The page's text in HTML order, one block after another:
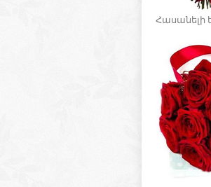
Հասանելի